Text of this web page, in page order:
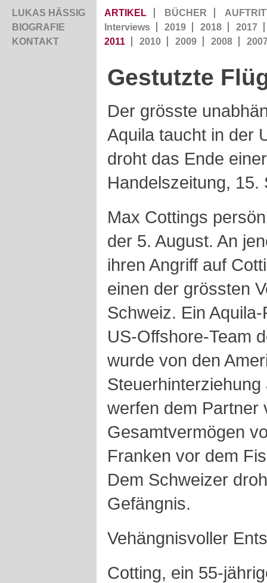
LUKAS HÄSSIG
BIOGRAFIE
KONTAKT
ARTIKEL BÜCHER
Interviews
2019 2018
2017
2011
2010 2009 2008
Gestutzte
Der grösste
Aquila taucht in der
droht das Ende
Handelszeitung, 15.
Max Cottings
der 5. August. An
ihren Angriff auf
einen der grössten
Schweiz. Ein
US-Offshore-Team
wurde von den
werfen dem Partner
Gesamtvermögen
Franken vor dem
Dem Schweizer
Gefängnis.
Vehängnisvoller
Cotting, ein 55-